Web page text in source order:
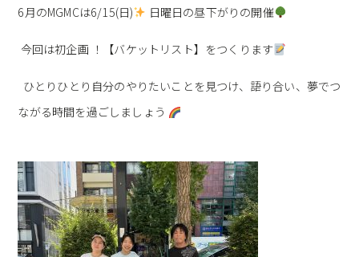
6月のMGMCは6/15(日) 日曜日の昼下がりの開催
今回は初企画 ！【バケットリスト】をつくります
ひとりひとり自分のやりたいことを見つけ、語り合い、夢でつ
ながる時間を過ごしましょう